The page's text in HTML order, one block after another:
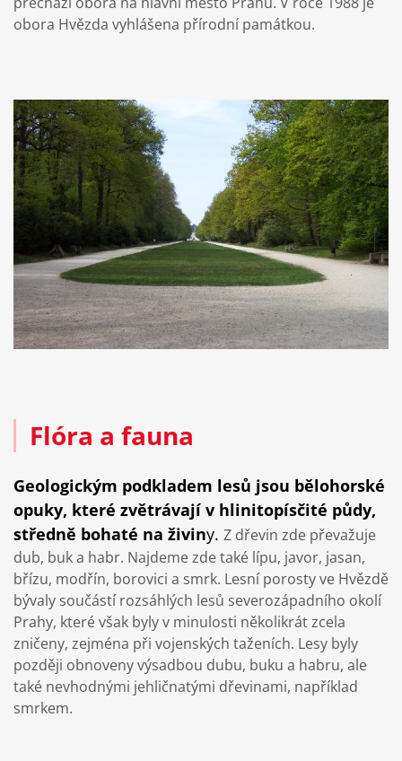
obora Hvězda vyhlášena přírodní památkou.
Flóra a fauna
Geologickým podkladem lesů jsou bělohorské
opuky, které zvětrávají v hlinitopísčité půdy,
středně bohaté na živiny. Z dřevin zde převažuje
dub, buk a habr. Najdeme zde také lípu, javor, jasan,
břízu, modřín, borovici a smrk. Lesní porosty ve Hvězdě
bývaly součástí rozsáhlých lesů severozápadního okolí
Prahy, které však byly v minulosti několikrát zcela
zničeny, zejména při vojenských taženích. Lesy byly
později obnoveny výsadbou dubu, buku a habru, ale
také nevhodnými jehličnatými dřevinami, například
smrkem.